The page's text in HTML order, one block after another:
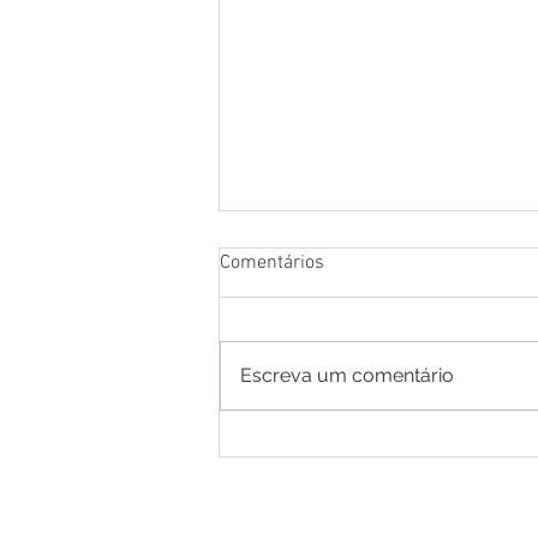
Comentários
Escreva um comentário